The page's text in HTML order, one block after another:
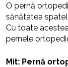
O pernă
sănătatea
Cu toate
pernele
Mit: Pernă